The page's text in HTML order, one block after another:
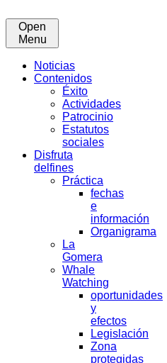
Open
Menu
Noticias
Contenidos
Éxito
Actividades
Patrocinio
Estatutos
sociales
Disfruta
delfines
Práctica
fechas
e
información
Organigrama
La
Gomera
Whale
Watching
oportunidades
y
efectos
Legislación
Zona
protegidas